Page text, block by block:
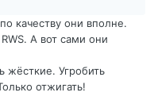
качеству они вполне.
А вот сами они
жёсткие. Угробить
отжигать!